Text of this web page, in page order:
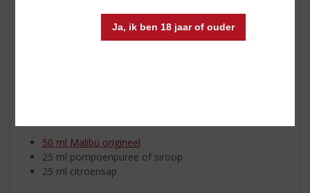
Ja, ik ben 18 jaar of ouder
50 ml Malibu origineel
25 ml pompoenpuree of siroop
25 ml citroensap